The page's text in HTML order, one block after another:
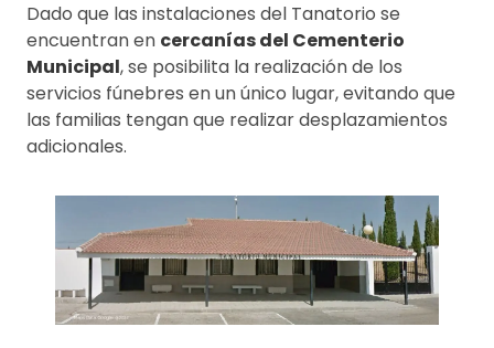
Dado que las instalaciones del Tanatorio se
encuentran en cercanías del Cementerio
Municipal, se posibilita la realización de los
servicios fúnebres en un único lugar, evitando que
las familias tengan que realizar desplazamientos
adicionales.